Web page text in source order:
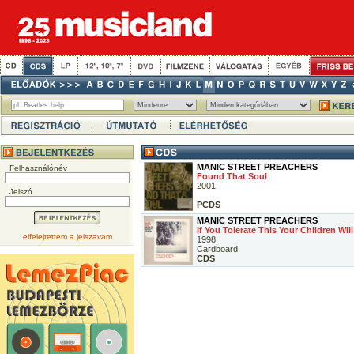
Felhasználónév
Jelszó
elfelejtettem a jelszavam
MANIC STREET PREACHERS
Found That Soul
2001
PCDS
MANIC STREET PREACHERS
If You Tolerate This Your Children
1998
Cardboard
CDS